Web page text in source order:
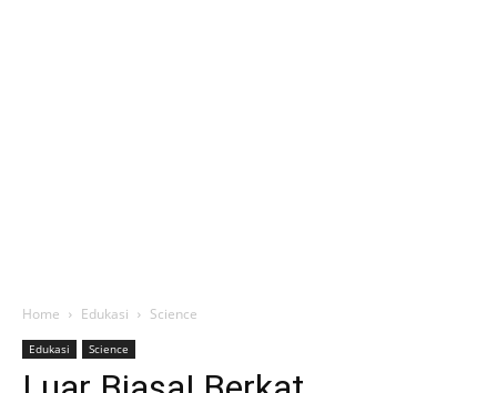
Home Edukasi Science
Edukasi Science